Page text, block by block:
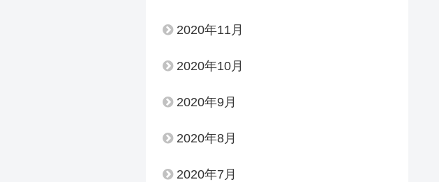
2020年11月
2020年10月
2020年9月
2020年8月
2020年7月